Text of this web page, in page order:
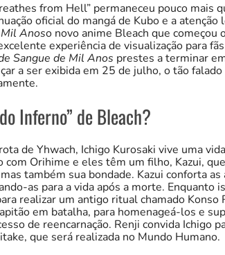
from Hell” permaneceu pouco mais
oficial do mangá de Kubo e a
Anoso novo anime Bleach que começou
experiência de visualização para
Sangue de Mil Anos prestes a terminar
a ser exibida em 25 de julho, o tão
Inferno” de Bleach?
de Yhwach, Ichigo Kurosaki vive uma
com Orihime e eles têm um filho, Kazui,
também sua bondade. Kazui conforta
as para a vida após a morte. Enquanto
realizar um antigo ritual chamado Konso
em batalha, para homenageá-los e
de reencarnação. Renji convida Ichigo
que será realizada no Mundo Humano.